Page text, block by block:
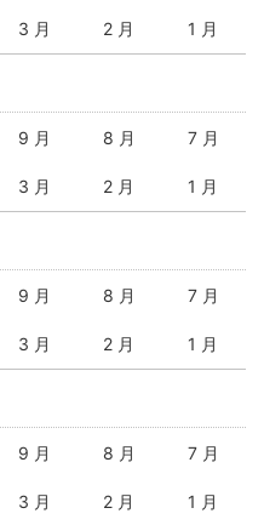
3 月 2 月 1 月
9 月 8 月 7 月
3 月 2 月 1 月
9 月 8 月 7 月
3 月 2 月 1 月
9 月 8 月 7 月
3 月 2 月 1 月